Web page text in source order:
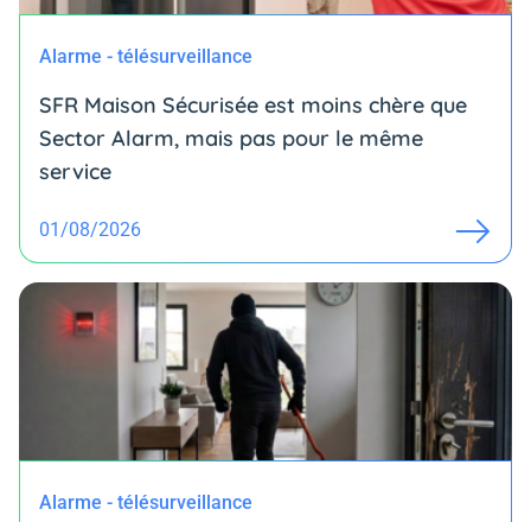
Alarme - télésurveillance
SFR Maison Sécurisée est moins chère que
Sector Alarm, mais pas pour le même
service
01/08/2026
Alarme - télésurveillance